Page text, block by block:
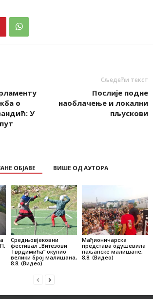
о
У
Сљедећи текст
Послије подне
наоблачење и локални
пљускови
ОБЈАВЕ ВИШЕ ОД АУТОРА
Средњовјековни
фестивал „Витезови
Тврдимића“ окупио
велики број малишана,
8.8. (Видео)
Мађионичарска
представа одушевила
паљанске малишане,
8.8. (Видео)